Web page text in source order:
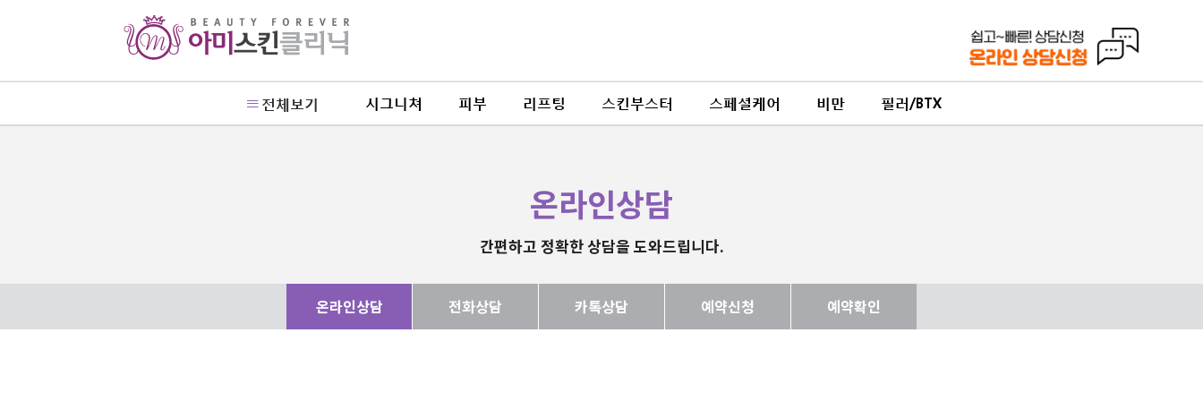
전체보기 시그니쳐 피부 리프팅 스킨부스터 스페셜케어 비만 필러/BTX
온라인상담
간편하고 정확한 상담을 도와드립니다.
온라인상담 전화상담 카톡상담 예약신청 예약확인